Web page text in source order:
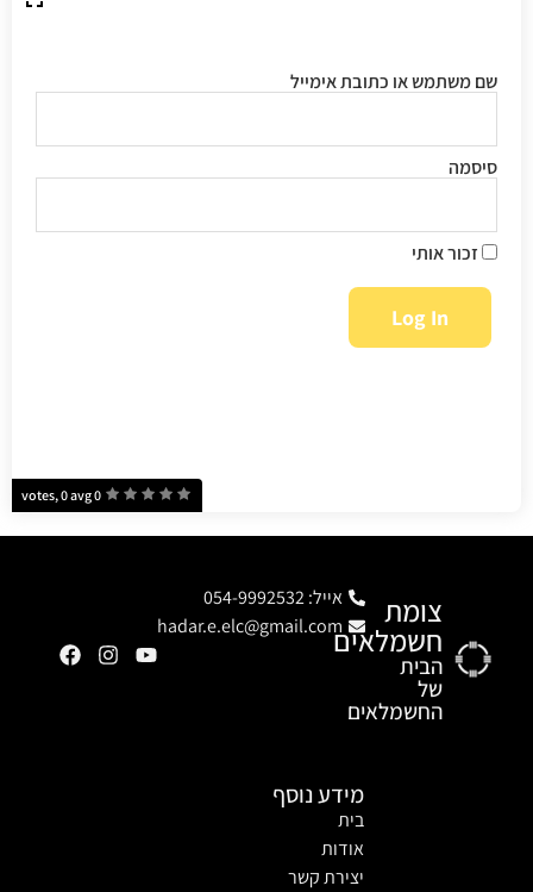
0 votes, 0 avg
שם משתמש או כתובת אימייל
סיסמה
זכור אותי
צומת
חשמלאים
הבית
של
החשמלאים
אייל: 054-9992532
hadar.e.elc@gmail.com
מידע נוסף
בית
אודות
יצירת קשר